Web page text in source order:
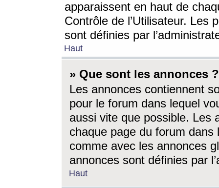
apparaissent en haut de
Contrôle de l’Utilisateur. Les
sont définies par
Haut
» Que sont les annonces ?
Les annonces contiennent
pour le forum dans lequel
aussi vite que possible. Les
chaque page du forum dans
comme avec les annonces
annonces sont définies par
Haut